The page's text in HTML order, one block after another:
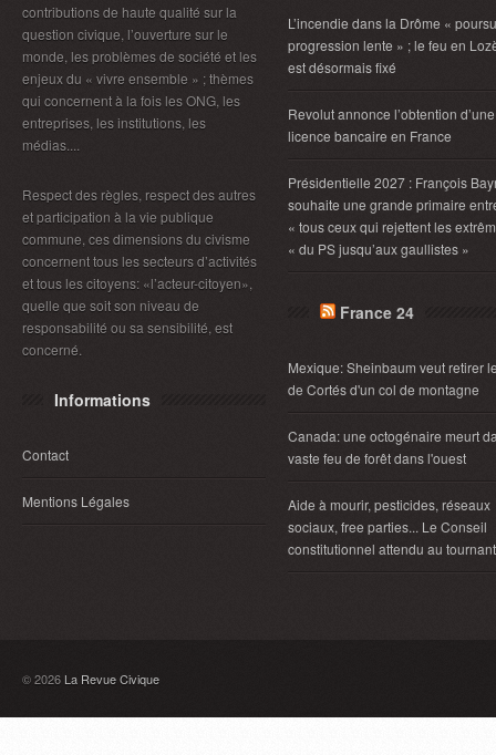
contributions de haute qualité sur la
question civique, l’ouverture sur le
monde, les problèmes de société et les
enjeux du « vivre ensemble » ; thèmes
qui concernent à la fois les ONG, les
entreprises, les institutions, les
médias....
Respect des règles, respect des autres
et participation à la vie publique
commune, ces dimensions du civisme
concernent tous les secteurs d’activités
et tous les citoyens: «l’acteur-citoyen»,
quelle que soit son niveau de
responsabilité ou sa sensibilité, est
concerné.
Informations
Contact
Mentions Légales
L’incendie dans la Drôme «
progression lente » ; le feu en
est désormais fixé
Revolut annonce l’obtention d’une
licence bancaire en France
Présidentielle 2027 : François
souhaite une grande primaire
« tous ceux qui rejettent les
« du PS jusqu’aux gaullistes »
France 24
Mexique: Sheinbaum veut retirer
de Cortés d'un col de montagne
Canada: une octogénaire meurt
vaste feu de forêt dans l'ouest
Aide à mourir, pesticides, réseaux
sociaux, free parties... Le Conseil
constitutionnel attendu au tournant
© 2026 La Revue Civique